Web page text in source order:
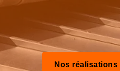
Nos réalisations